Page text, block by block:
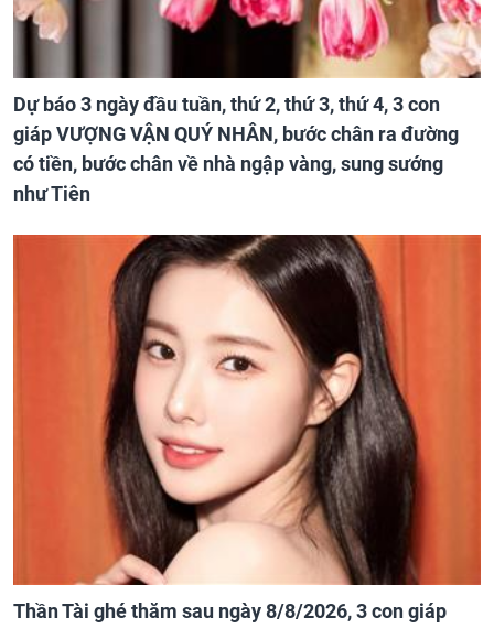
Dự báo 3 ngày đầu tuần, thứ 2, thứ 3, thứ 4, 3 con
giáp VƯỢNG VẬN QUÝ NHÂN, bước chân ra đường
có tiền, bước chân về nhà ngập vàng, sung sướng
như Tiên
Thần Tài ghé thăm sau ngày 8/8/2026, 3 con giáp